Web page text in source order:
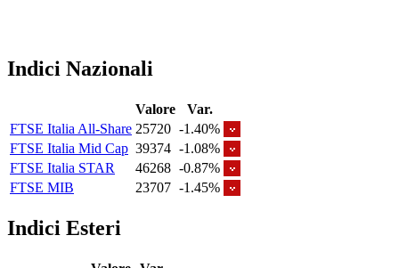
Indici Nazionali
Valore
Var.
FTSE Italia All-Share 25720 -1.40%
FTSE Italia Mid Cap 39374 -1.08%
FTSE Italia STAR
46268 -0.87%
FTSE MIB
23707 -1.45%
Indici Esteri